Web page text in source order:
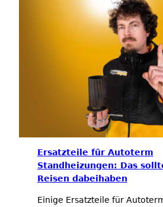
Ersatzteile für Autoterm
Standheizungen: Das
Reisen dabeihaben
Einige Ersatzteile für